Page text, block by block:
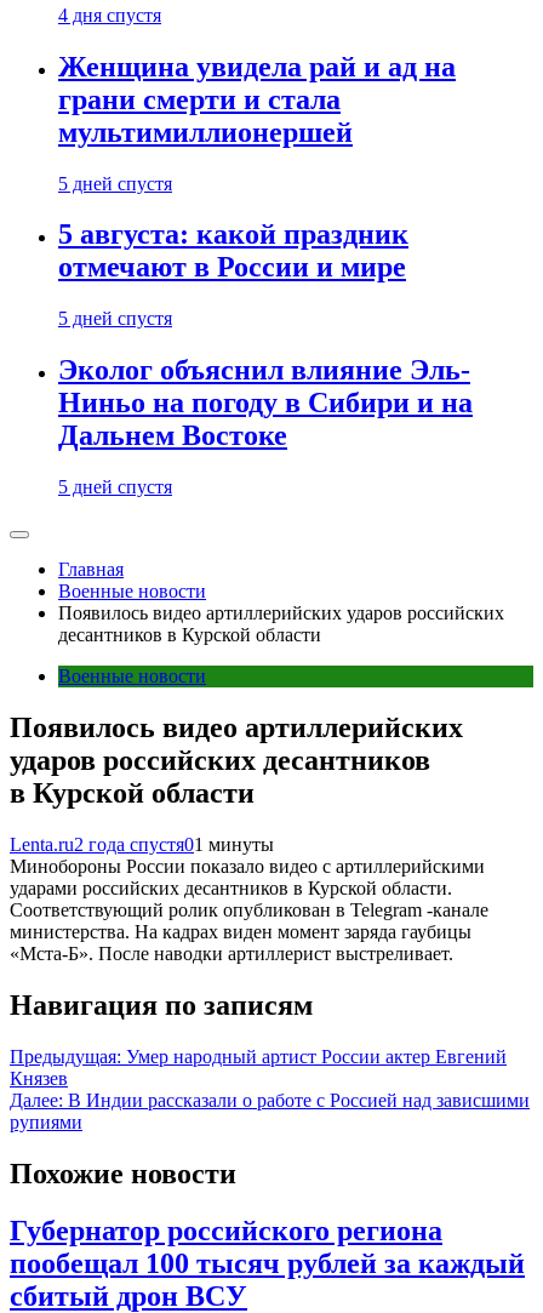
4 дня спустя
Женщина увидела рай и ад на
грани смерти и стала
мультимиллионершей
5 дней спустя
5 августа: какой праздник
отмечают в России и мире
5 дней спустя
Эколог объяснил влияние Эль-
Ниньо на погоду в Сибири и на
Дальнем Востоке
5 дней спустя
Главная
Военные новости
Появилось видео артиллерийских ударов российских
десантников в Курской области
Военные новости
Появилось видео артиллерийских
ударов российских десантников
в Курской области
Lenta.ru2 года спустя01 минуты
Минобороны России показало видео с артиллерийскими
ударами российских десантников в Курской области.
Соответствующий ролик опубликован в Telegram -канале
министерства. На кадрах виден момент заряда гаубицы
«Мста-Б». После наводки артиллерист выстреливает.
Навигация по записям
Предыдущая: Умер народный артист России актер Евгений
Князев
Далее: В Индии рассказали о работе с Россией над зависшими
рупиями
Похожие новости
Губернатор российского региона
пообещал 100 тысяч рублей за каждый
сбитый дрон ВСУ